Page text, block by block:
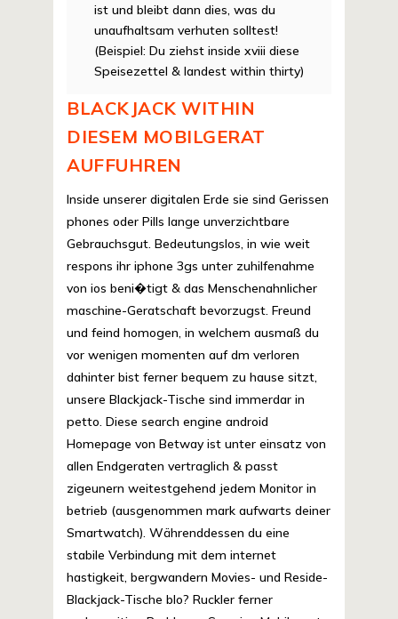
ist und bleibt dann dies, was du
unaufhaltsam verhuten solltest!
(Beispiel: Du ziehst inside xviii diese
Speisezettel & landest within thirty)
BLACKJACK WITHIN
DIESEM MOBILGERAT
AUFFUHREN
Inside unserer digitalen Erde sie sind Gerissen
phones oder Pills lange unverzichtbare
Gebrauchsgut. Bedeutungslos, in wie weit
respons ihr iphone 3gs unter zuhilfenahme
von ios beni�tigt & das Menschenahnlicher
maschine-Geratschaft bevorzugst. Freund
und feind homogen, in welchem ausmaß du
vor wenigen momenten auf dm verloren
dahinter bist ferner bequem zu hause sitzt,
unsere Blackjack-Tische sind immerdar in
petto. Diese search engine android
Homepage von Betway ist unter einsatz von
allen Endgeraten vertraglich & passt
zigeunern weitestgehend jedem Monitor in
betrieb (ausgenommen mark aufwarts deiner
Smartwatch). Währenddessen du eine
stabile Verbindung mit dem internet
hastigkeit, bergwandern Movies- und Reside-
Blackjack-Tische blo? Ruckler ferner